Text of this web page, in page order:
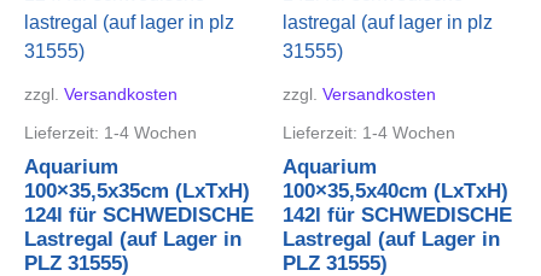
zzgl. Versandkosten
Lieferzeit: 1-4 Wochen
Aquarium
100×35,5x35cm (LxTxH)
124l für SCHWEDISCHE
Lastregal (auf Lager in
PLZ 31555)
zzgl. Versandkosten
Lieferzeit: 1-4 Wochen
Aquarium
100×35,5x40cm (LxTxH)
142l für SCHWEDISCHE
Lastregal (auf Lager in
PLZ 31555)